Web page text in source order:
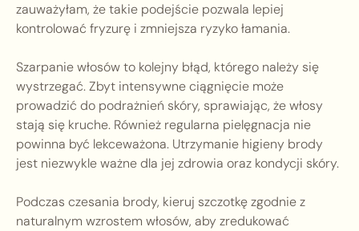
zauważyłam, że takie podejście pozwala lepiej
kontrolować fryzurę i zmniejsza ryzyko łamania.
Szarpanie włosów to kolejny błąd, którego należy się
wystrzegać. Zbyt intensywne ciągnięcie może
prowadzić do podrażnień skóry, sprawiając, że włosy
stają się kruche. Również regularna pielęgnacja nie
powinna być lekceważona. Utrzymanie higieny brody
jest niezwykle ważne dla jej zdrowia oraz kondycji skóry.
Podczas czesania brody, kieruj szczotkę zgodnie z
naturalnym wzrostem włosów, aby zredukować